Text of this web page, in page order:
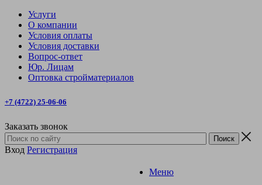
Услуги
О компании
Условия оплаты
Условия доставки
Вопрос-ответ
Юр. Лицам
Оптовка стройматериалов
+7 (4722) 25-06-06
Заказать звонок
Вход Регистрация
Меню